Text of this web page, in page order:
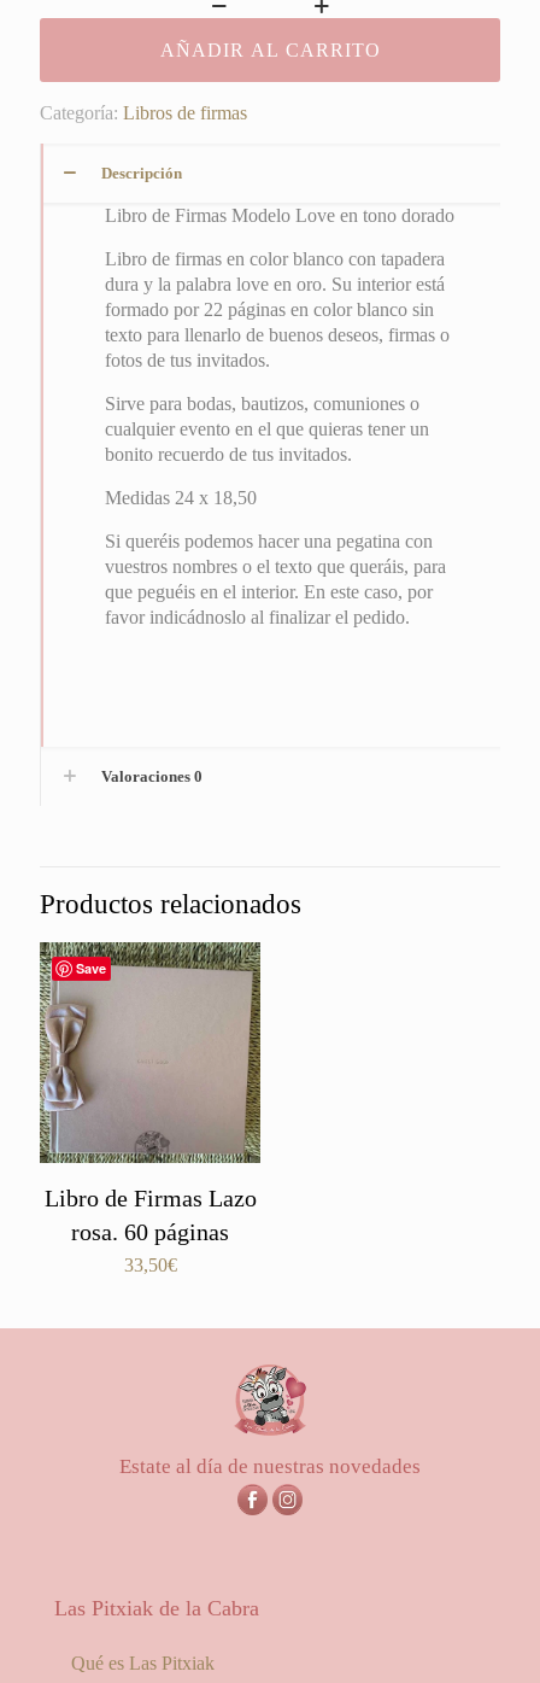
Libro
Firmas
Love
Dorado
AÑADIR AL CARRITO
Categoría: Libros de firmas
Descripción
Libro de Firmas Modelo Love en tono dorado
Libro de firmas en color blanco con tapadera
dura y la palabra love en oro. Su interior está
formado por 22 páginas en color blanco sin
texto para llenarlo de buenos deseos, firmas o
fotos de tus invitados.
Sirve para bodas, bautizos, comuniones o
cualquier evento en el que quieras tener un
bonito recuerdo de tus invitados.
Medidas 24 x 18,50
Si queréis podemos hacer una pegatina con
vuestros nombres o el texto que queráis, para
que peguéis en el interior. En este caso, por
favor indicádnoslo al finalizar el pedido.
Valoraciones 0
Productos relacionados
Save
Libro de Firmas Lazo
rosa. 60 páginas
33,50€
Estate al día de nuestras novedades
Las Pitxiak de la Cabra
Qué es Las Pitxiak